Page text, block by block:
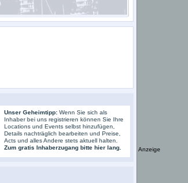
Unser Geheimtipp:Wenn Sie sich als
Inhaber bei uns registrieren können Sie Ihre
Locations und Events selbst hinzufügen,
Details nachträglich bearbeiten und Preise,
Acts und alles Andere stets aktuell halten.
Zum gratis Inhaberzugang bitte hier lang.
Anzeige